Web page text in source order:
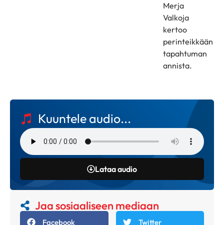
Merja
Valkoja
kertoo
perinteikkään
tapahtuman
annista.
Kuuntele audio...
Lataa audio
Jaa sosiaaliseen mediaan
Facebook Twitter